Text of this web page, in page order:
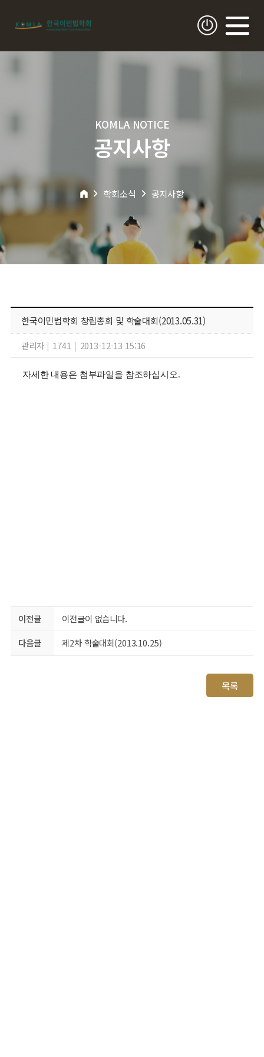
KOMLA NOTICE
공지사항
학회소식 공지사항
한국이민법학회 창립총회 및 학술대회(2013.05.31)
관리자 | 1741 | 2013-12-13 15:16
자세한 내용은 첨부파일을 참조하십시오.
이전글
이전글이 없습니다.
다음글
제2차 학술대회(2013.10.25)
목록